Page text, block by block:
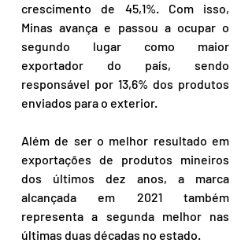
crescimento de 45,1%. Com isso,
Minas avança e passou a ocupar o
segundo lugar como maior
exportador do país, sendo
responsável por 13,6% dos produtos
enviados para o exterior.
Além de ser o melhor resultado em
exportações de produtos mineiros
dos últimos dez anos, a marca
alcançada em 2021 também
representa a segunda melhor nas
últimas duas décadas no estado.